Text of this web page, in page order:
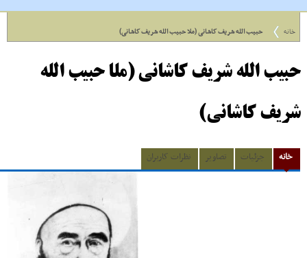
خانه حبیب الله شریف کاشانی (ملا حبیب الله شریف کاشانی)
حبیب الله شریف کاشانی (ملا حبیب الله
شریف کاشانی)
خانه جزئیات تصاویر نظرات کاربران